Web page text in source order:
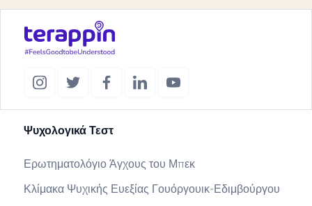
Ψυχολογικά Τεστ
Ερωτηματολόγιο Άγχους του Μπεκ
Κλίμακα Ψυχικής Ευεξίας Γουόργουικ-Εδιμβούργου